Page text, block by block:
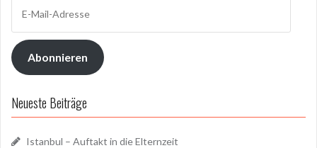
Mail-
Adresse
Abonnieren
Neueste Beiträge
Istanbul – Auftakt in die Elternzeit